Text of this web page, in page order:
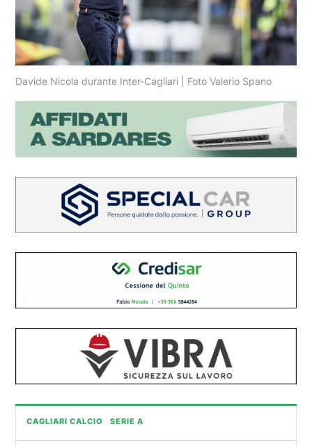
Davide Nicola durante Inter-Cagliari | Foto Valerio Spano
CAGLIARI CALCIO SERIE A